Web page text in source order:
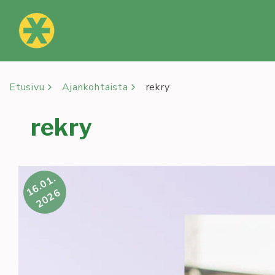
sisältöön
Etusivu Ajankohtaista rekry
rekry
16.01.
2026